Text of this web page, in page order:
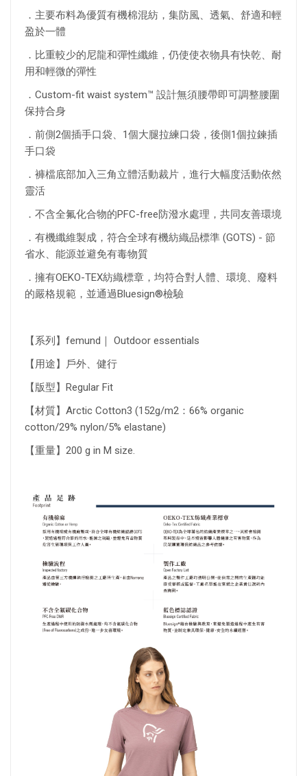
．主要布料為優質有機棉混紡，集防風、透氣、舒適和輕
盈於一體
．比重較少的尼龍和彈性纖維，仍使使衣物具有快乾、耐
用和輕微的彈性
．Custom-fit waist system™ 設計無須腰帶即可調整腰圍
保持合身
．前側2個插手口袋、1個大腿拉練口袋，後側1個拉鍊插
手口袋
．褲檔底部加入三角立體活動裁片，進行大幅度活動依然
靈活
．不含全氟化合物的PFC-free防潑水處理，共同友善環境
．有機纖維製成，符合全球有機紡織品標準 (GOTS) - 節
省水、能源並避免有毒物質
．擁有OEKO-TEX紡織標章，均符合對人體、環境、廢料
的嚴格規範，並通過Bluesign®檢驗
【系列】femund｜ Outdoor essentials
【用途】戶外、健行
【版型】Regular Fit
【材質】Arctic Cotton3 (152g/m2：66% organic
cotton/29% nylon/5% elastane)
【重量】200 g in M size.